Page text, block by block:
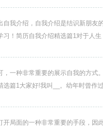
我介绍，自我介绍是结识新朋友
！简历自我介绍精选篇1对于人
一种非常重要的展示自我的方
篇1大家好!我叫__。幼年时曾作
局面的一种非常重要的手段，